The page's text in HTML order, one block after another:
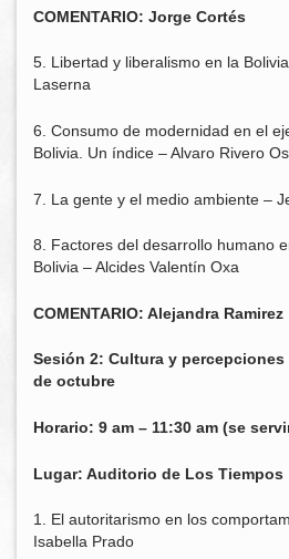
COMENTARIO: Jorge Cortés
5. Libertad y liberalismo en la
Laserna
6. Consumo de modernidad en el
Bolivia. Un índice – Alvaro Rivero
7. La gente y el medio ambiente –
8. Factores del desarrollo humano
Bolivia – Alcides Valentín Oxa
COMENTARIO: Alejandra Ramirez
Sesión 2: Cultura y
de octubre
Horario: 9 am – 11:30 am (se
Lugar: Auditorio de Los Tiempos
1. El autoritarismo en los
Isabella Prado